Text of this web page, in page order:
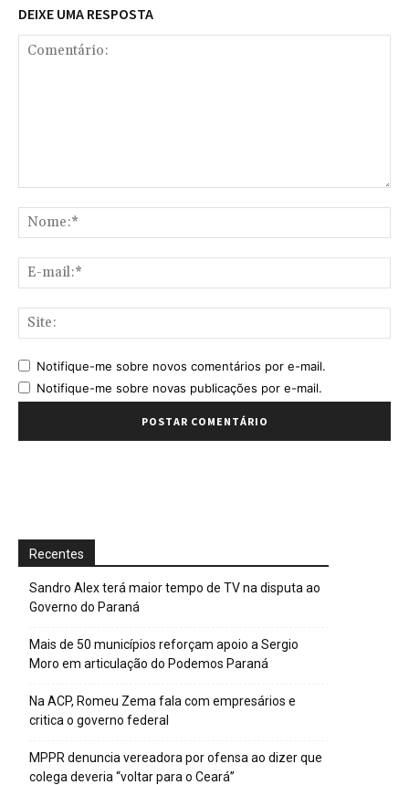
DEIXE UMA RESPOSTA
Notifique-me sobre novos comentários por e-mail.
Notifique-me sobre novas publicações por e-mail.
Recentes
Sandro Alex terá maior tempo de TV na disputa ao
Governo do Paraná
Mais de 50 municípios reforçam apoio a Sergio
Moro em articulação do Podemos Paraná
Na ACP, Romeu Zema fala com empresários e
critica o governo federal
MPPR denuncia vereadora por ofensa ao dizer que
colega deveria “voltar para o Ceará”